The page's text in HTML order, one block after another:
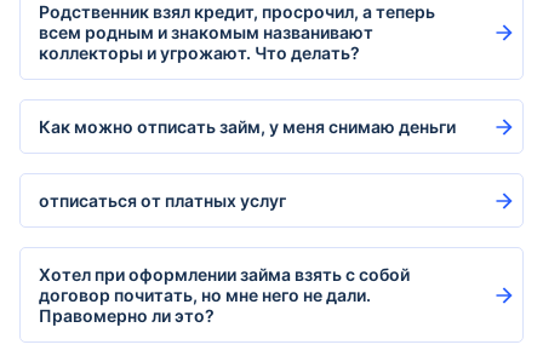
Родственник взял кредит, просрочил, а теперь
всем родным и знакомым названивают
коллекторы и угрожают. Что делать?
Как можно отписать займ, у меня снимаю деньги
отписаться от платных услуг
Хотел при оформлении займа взять с собой
договор почитать, но мне него не дали.
Правомерно ли это?